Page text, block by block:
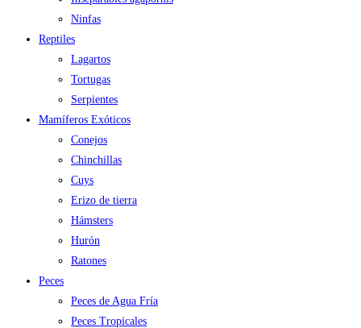
Ninfas
Reptiles
Lagartos
Tortugas
Serpientes
Mamíferos Exóticos
Conejos
Chinchillas
Cuys
Erizo de tierra
Hámsters
Hurón
Ratones
Peces
Peces de Agua Fría
Peces Tropicales